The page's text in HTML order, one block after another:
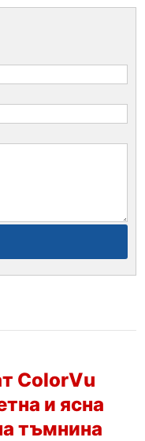
ColorVu
и ясна
тъмнина